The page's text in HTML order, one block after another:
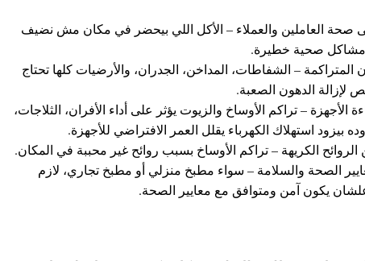
صحة العاملين والعملاء – الأكل اللي بيحضر في مكان مش نضيف
صحية خطيرة.
المتراكمة – الشفاطات، المداخن، الجدران، والأرضيات كلها تحتاج
الدهون الصعبة.
الأجهزة – تراكم الأوساخ والزيوت يؤثر على أداء الأفران، الثلاجات،
بيزود استهلاك الكهرباء يقلل العمر الافتراضي للأجهزة.
الكريهة – تراكم الأوساخ بسبب روائح غير محببة في المكان.
الصحة والسلامة – سواء مطبخ منزلي أو مطبخ تجاري، لازم
يكون آمن ومتوافق مع معايير الصحة.